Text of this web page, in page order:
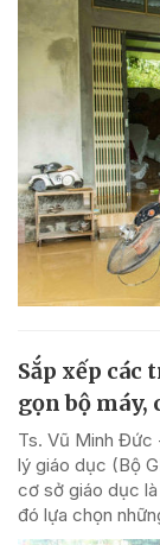
Sắp xếp các
gọn bộ máy,
Ts. Vũ Minh Đức
lý giáo dục (Bộ
cơ sở giáo dục
đó lựa chọn